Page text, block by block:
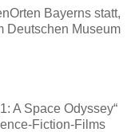
Bayerns statt,
Deutschen Museum
A Space Odyssey“
Fiction-Films